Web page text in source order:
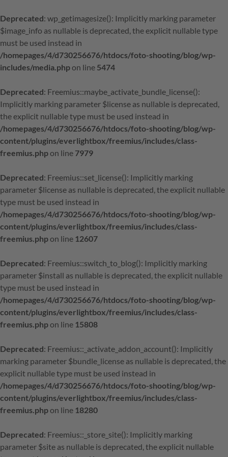
Deprecated: wp_getimagesize(): Implicitly marking parameter
$image_info as nullable is deprecated, the explicit nullable type
must be used instead in
/homepages/4/d730256676/htdocs/foto-shooting/blog/wp-
includes/media.phpon line 5474
Deprecated: Freemius::maybe_activate_bundle_license():
Implicitly marking parameter $license as nullable is deprecated,
the explicit nullable type must be used instead in
/homepages/4/d730256676/htdocs/foto-shooting/blog/wp-
content/plugins/everlightbox/freemius/includes/class-
freemius.phpon line 7979
Deprecated: Freemius::set_license(): Implicitly marking
parameter $license as nullable is deprecated, the explicit nullable
type must be used instead in
/homepages/4/d730256676/htdocs/foto-shooting/blog/wp-
content/plugins/everlightbox/freemius/includes/class-
freemius.phpon line 12607
Deprecated: Freemius::switch_to_blog(): Implicitly marking
parameter $install as nullable is deprecated, the explicit nullable
type must be used instead in
/homepages/4/d730256676/htdocs/foto-shooting/blog/wp-
content/plugins/everlightbox/freemius/includes/class-
freemius.phpon line 15808
Deprecated: Freemius::_activate_addon_account(): Implicitly
marking parameter $bundle_license as nullable is deprecated, the
explicit nullable type must be used instead in
/homepages/4/d730256676/htdocs/foto-shooting/blog/wp-
content/plugins/everlightbox/freemius/includes/class-
freemius.phpon line 18280
Deprecated: Freemius::_store_site(): Implicitly marking
parameter $site as nullable is deprecated, the explicit nullable